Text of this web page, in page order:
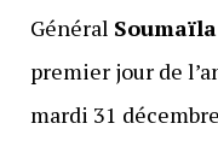
Général
premier jour de
mardi 31